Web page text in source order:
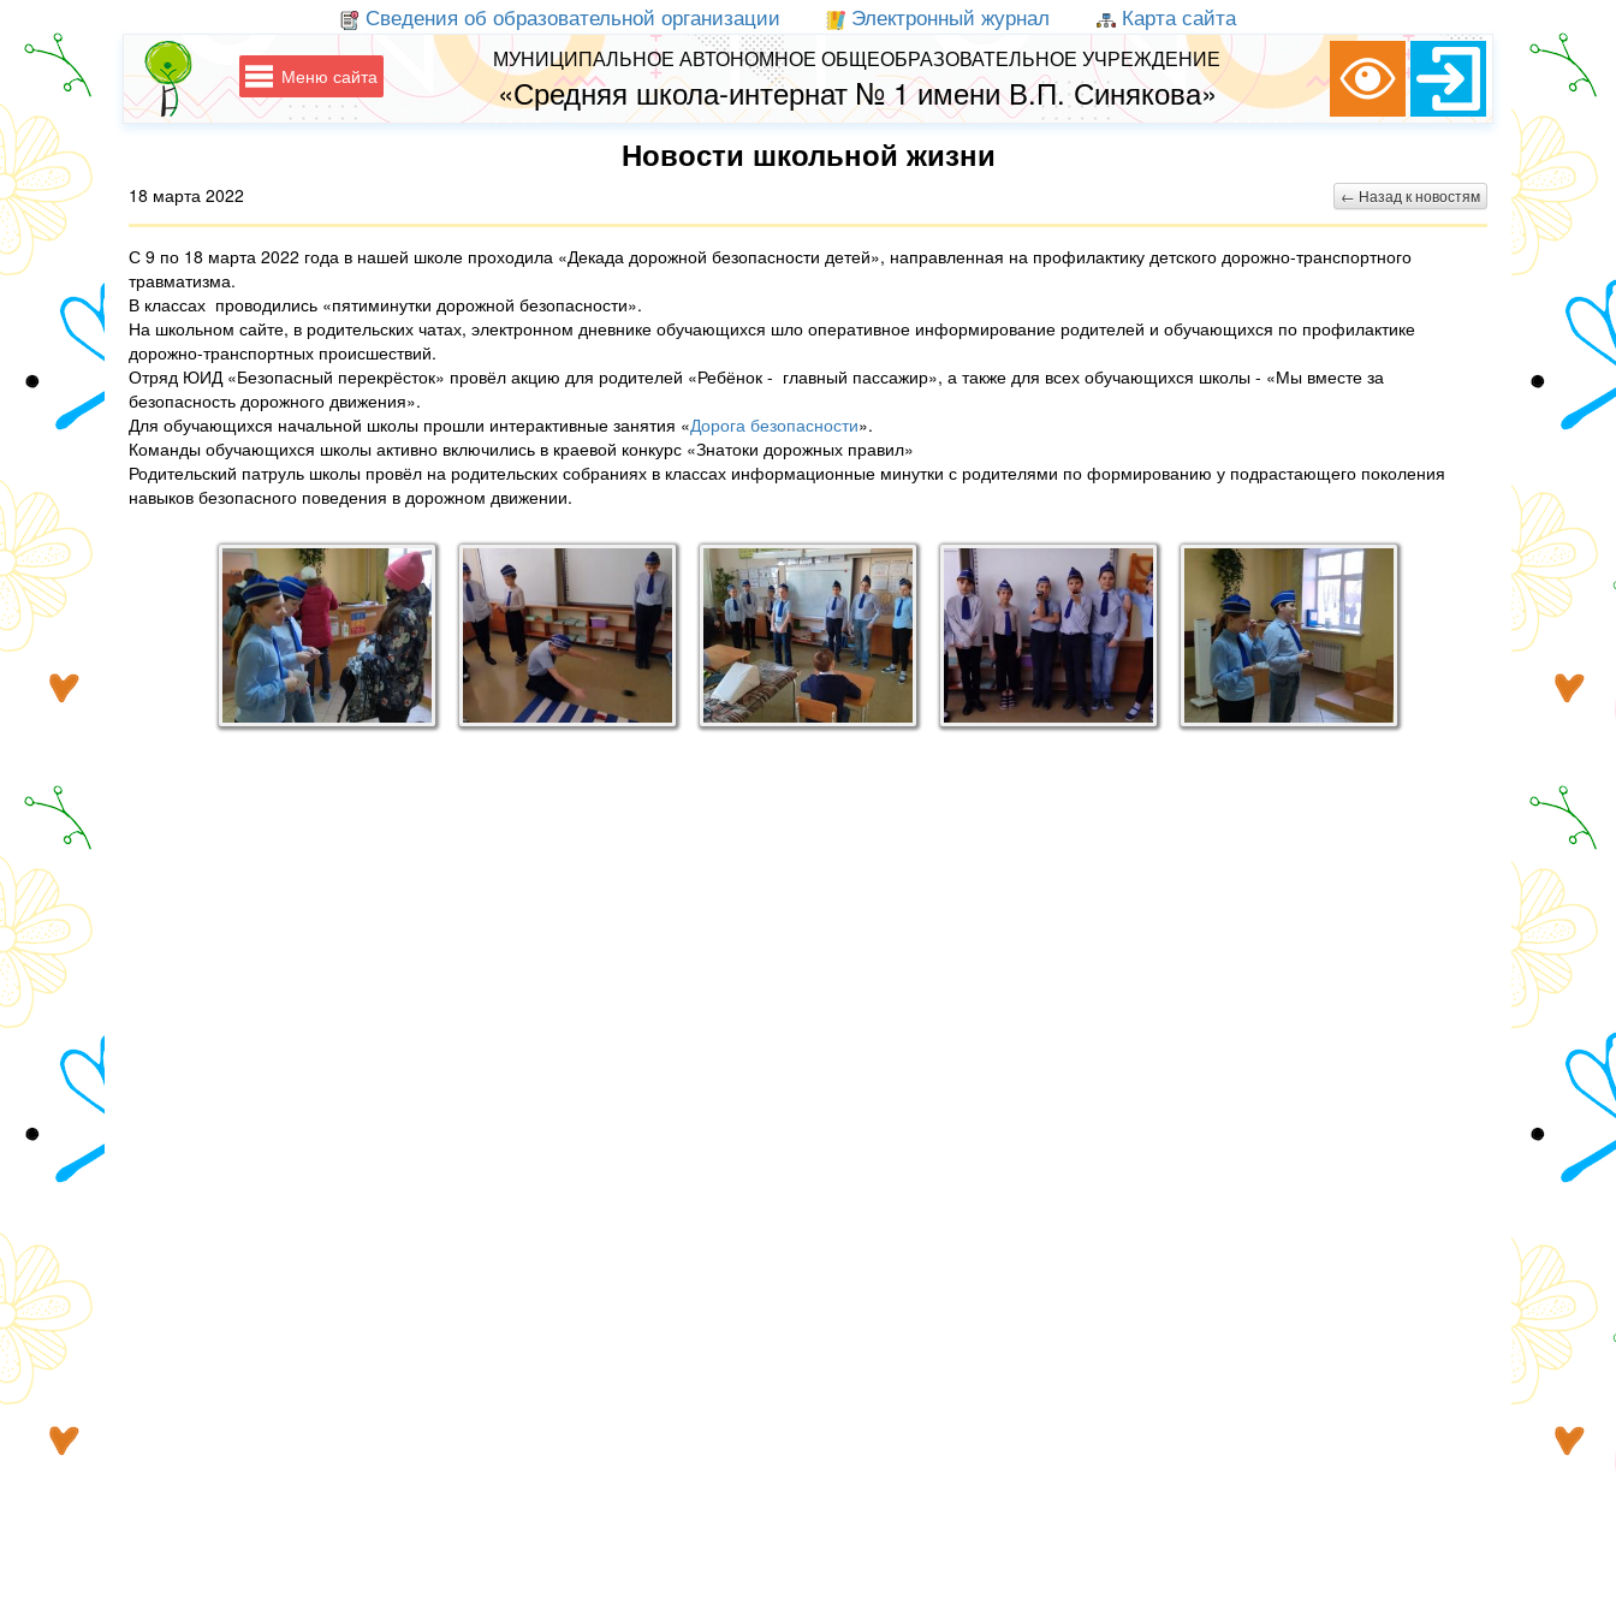
Сведения об образовательной организации Электронный журнал Карта сайта
Меню сайта
МУНИЦИПАЛЬНОЕ АВТОНОМНОЕ ОБЩЕОБРАЗОВАТЕЛЬНОЕ УЧРЕЖДЕНИЕ
«Средняя школа-интернат № 1 имени В.П. Синякова»
Новости школьной жизни
18 марта 2022 ← Назад к новостям
С 9 по 18 марта 2022 года в нашей школе проходила «Декада дорожной безопасности детей», направленная на профилактику детского дорожно-транспортного
травматизма.
В классах проводились «пятиминутки дорожной безопасности».
На школьном сайте, в родительских чатах, электронном дневнике обучающихся шло оперативное информирование родителей и обучающихся по профилактике
дорожно-транспортных происшествий.
Отряд ЮИД «Безопасный перекрёсток» провёл акцию для родителей «Ребёнок - главный пассажир», а также для всех обучающихся школы - «Мы вместе за
безопасность дорожного движения».
Для обучающихся начальной школы прошли интерактивные занятия «Дорога безопасности».
Команды обучающихся школы активно включились в краевой конкурс «Знатоки дорожных правил»
Родительский патруль школы провёл на родительских собраниях в классах информационные минутки с родителями по формированию у подрастающего поколения
навыков безопасного поведения в дорожном движении.